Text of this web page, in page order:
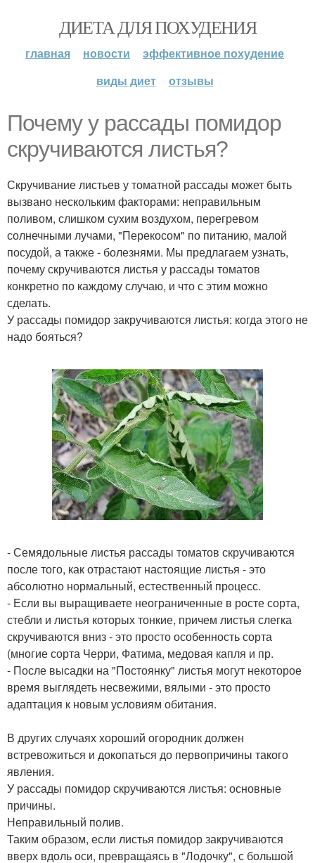
ДИЕТА ДЛЯ ПОХУДЕНИЯ
главная новости
эффективное похудение
виды диет
отзывы
Почему у рассады помидор
скручиваются листья?
Скручивание листьев у томатной рассады может быть
вызвано нескольким факторами: неправильным
поливом, слишком сухим воздухом, перегревом
солнечными лучами, "Перекосом" по питанию, малой
посудой, а также - болезнями. Мы предлагаем узнать,
почему скручиваются листья у рассады томатов
конкретно по каждому случаю, и что с этим можно
сделать.
У рассады помидор закручиваются листья: когда этого не
надо бояться?
- Семядольные листья рассады томатов скручиваются
после того, как отрастают настоящие листья - это
абсолютно нормальный, естественный процесс.
- Если вы выращиваете неограниченные в росте сорта,
стебли и листья которых тонкие, причем листья слегка
скручиваются вниз - это просто особенность сорта
(многие сорта Черри, Фатима, медовая капля и пр.
- После высадки на "Постоянку" листья могут некоторое
время выглядеть несвежими, вялыми - это просто
адаптация к новым условиям обитания.
В других случаях хороший огородник должен
встревожиться и докопаться до первопричины такого
явления.
У рассады помидор скручиваются листья: основные
причины.
Неправильный полив.
Таким образом, если листья помидор закручиваются
вверх вдоль оси, превращаясь в "Лодочку", с большой